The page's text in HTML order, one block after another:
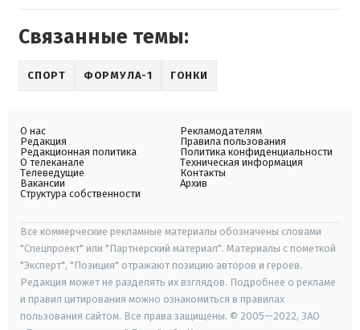
Связанные темы:
СПОРТ ФОРМУЛА-1 ГОНКИ
О нас
Редакция
Редакционная политика
О телеканале
Телеведущие
Вакансии
Структура собственности
Рекламодателям
Правила пользования
Политика конфиденциальности
Техническая информация
Контакты
Архив
Все коммерческие рекламные материалы обозначены словами
"Спецпроект" или "Партнерский материал". Материалы с пометкой
"Эксперт", "Позиция" отражают позицию авторов и героев.
Редакция может не разделять их взглядов. Подробнее о рекламе
и правил цитирования можно ознакомиться в правилах
пользования сайтом. Все права защищены. © 2005—2022, ЗАО